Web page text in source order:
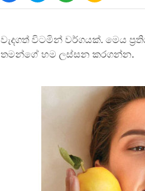
වැදගත් විටමින් වර්ගයක්. මෙය
තමන්ගේ හම ලස්සන කරගන්න.